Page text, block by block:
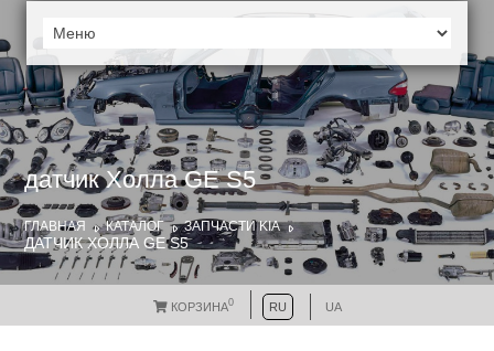
датчик Холла GE S5
ГЛАВНАЯ КАТАЛОГ ЗАПЧАСТИ KIA
ДАТЧИК ХОЛЛА GE S5
КОРЗИНА0 RU UA